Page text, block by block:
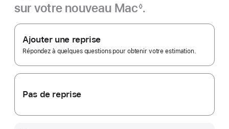
sur votre nouveau Mac
de
de
page
◊.
Apple
Trade In.
Ajouter une reprise
Répondez à quelques questions pour obtenir votre estimation.
Pas de reprise